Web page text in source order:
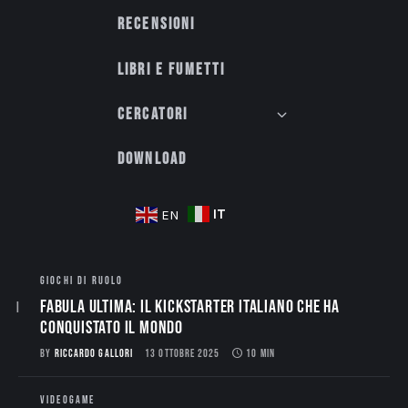
Recensioni
Libri e fumetti
Cercatori
Download
EN IT
GIOCHI DI RUOLO
Fabula Ultima: il Kickstarter italiano che ha
conquistato il mondo
BY RICCARDO GALLORI 13 OTTOBRE 2025 10 MIN
VIDEOGAME